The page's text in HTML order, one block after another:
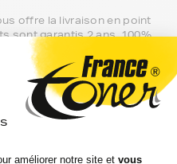
offre la livraison en point
sont garantis 2 ans. 100%
canon gp, c'est le
et prix et nous
compatibles, noir et
selon le modèle et la gamme
avec votre imprimante
sont ceux de notre